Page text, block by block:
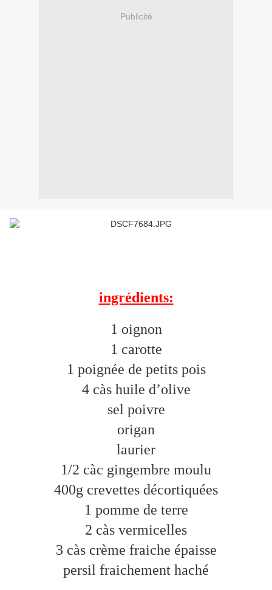
Publicité
ingrédients:
1 oignon
1 carotte
1 poignée de petits pois
4 càs huile d’olive
sel poivre
origan
laurier
1/2 càc gingembre moulu
400g crevettes décortiquées
1 pomme de terre
2 càs vermicelles
3 càs crème fraiche épaisse
persil fraichement haché